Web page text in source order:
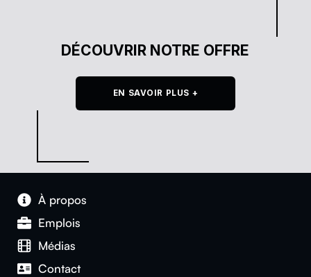
DÉCOUVRIR NOTRE OFFRE
EN SAVOIR PLUS +
À pro­pos
Emplois
Médias
Con­tact